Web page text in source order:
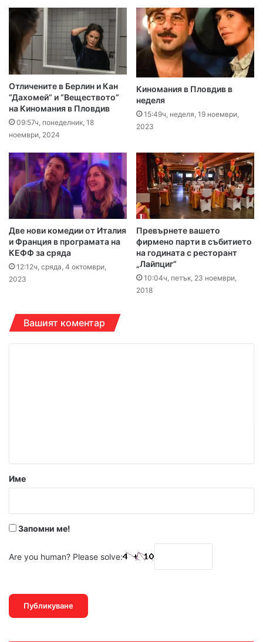
Отличените в Берлин и Кан
“Дахомей” и “Веществото”
на Киномания в Пловдив
09:57ч, понеделник, 18
ноември, 2024
Киномания в Пловдив в
неделя
15:49ч, неделя, 19 ноември,
2023
Две нови комедии от Италия
и Франция в програмата на
КЕФФ за сряда
12:12ч, сряда, 4 октомври,
2023
Превърнете вашето
фирмено парти в събитието
на годината с ресторант
„Лайпциг”
10:04ч, петък, 23 ноември,
2018
Вашият коментар
р
Име
Запомни ме!
Are you human? Please solve: